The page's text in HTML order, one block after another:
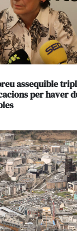
assequible
per haver